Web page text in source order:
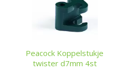
Peacock Koppelstukje
twister d7mm 4st